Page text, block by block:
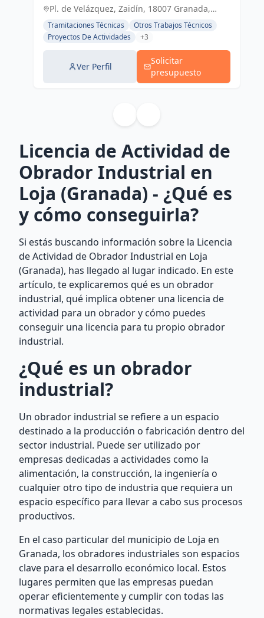
Apertura Express
Pl. de Velázquez, Zaidín, 18007 Granada,
España, España
Tramitaciones Técnicas
Otros Trabajos Técnicos
Proyectos De Actividades
+3
Ver Perfil
Solicitar
presupuesto
Licencia de Actividad de
Obrador Industrial en
Loja (Granada) - ¿Qué es
y cómo conseguirla?
Si estás buscando información sobre la Licencia
de Actividad de Obrador Industrial en Loja
(Granada), has llegado al lugar indicado. En este
artículo, te explicaremos qué es un obrador
industrial, qué implica obtener una licencia de
actividad para un obrador y cómo puedes
conseguir una licencia para tu propio obrador
industrial.
¿Qué es un obrador
industrial?
Un obrador industrial se refiere a un espacio
destinado a la producción o fabricación dentro del
sector industrial. Puede ser utilizado por
empresas dedicadas a actividades como la
alimentación, la construcción, la ingeniería o
cualquier otro tipo de industria que requiera un
espacio específico para llevar a cabo sus procesos
productivos.
En el caso particular del municipio de Loja en
Granada, los obradores industriales son espacios
clave para el desarrollo económico local. Estos
lugares permiten que las empresas puedan
operar eficientemente y cumplir con todas las
normativas legales establecidas.